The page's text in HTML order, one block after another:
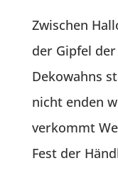
Zwischen
der Gipfel
Dekowahns
nicht enden
verkommt
Fest der